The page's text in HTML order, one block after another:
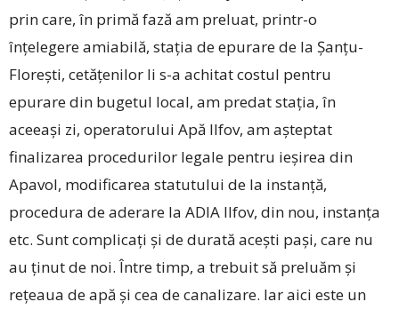
prin care, în primă fază am preluat, printr-o
înțelegere amiabilă, stația de epurare de la Șanțu-
Florești, cetățenilor li s-a achitat costul pentru
epurare din bugetul local, am predat stația, în
aceeași zi, operatorului Apă Ilfov, am așteptat
finalizarea procedurilor legale pentru ieșirea din
Apavol, modificarea statutului de la instanță,
procedura de aderare la ADIA Ilfov, din nou, instanța
etc. Sunt complicați și de durată acești pași, care nu
au ținut de noi. Între timp, a trebuit să preluăm și
rețeaua de apă și cea de canalizare. Iar aici este un